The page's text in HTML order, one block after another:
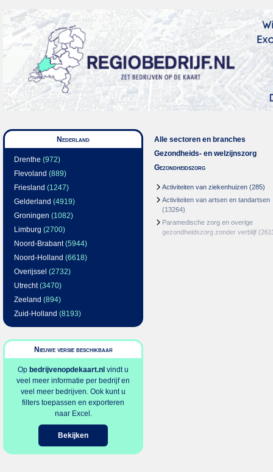
Nederland
Drenthe (972)
Flevoland (889)
Friesland (1247)
Gelderland (4919)
Groningen (1082)
Limburg (2700)
Noord-Brabant(5944)
Noord-Holland (6618)
Overijssel (2732)
Utrecht(3470)
Zeeland (894)
Zuid-Holland (8193)
Nieuwe versie beschikbaar
Op bedrijvenopdekaart.nl vindt u
veel meer informatie per bedrijf en
veel meer bedrijven. Ook kunt u
filters toepassen en exporteren
naar Excel.
Bekijken
Alle sectoren en branches
Gezondheids- en welzijnszorg
Gezondheidszorg
Activiteiten van ziekenhuizen (285)
Activiteiten van artsen en tandartsen
(13264)
Paramedische zorg en overige
gezondheidszorg zonder verblijf